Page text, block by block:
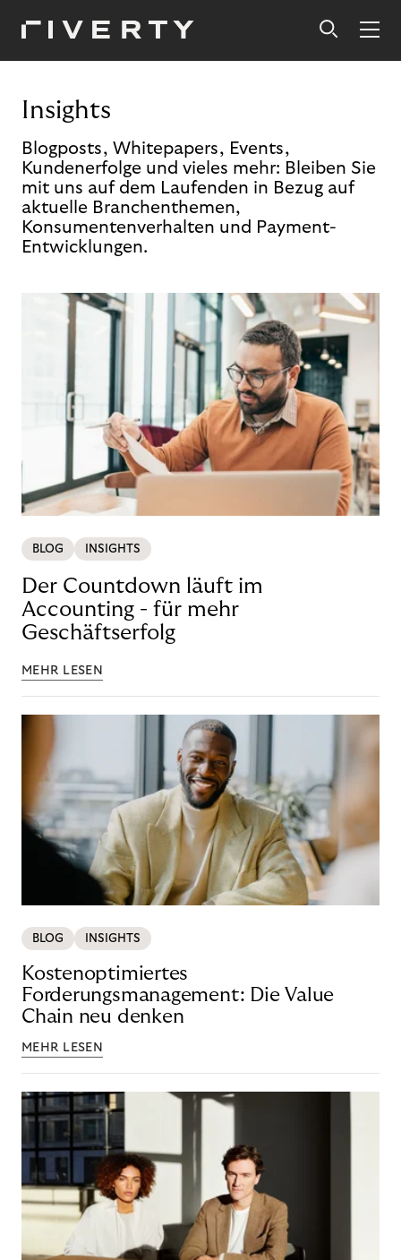
Insights
Blogposts, Whitepapers, Events,
Kundenerfolge und vieles mehr: Bleiben Sie
mit uns auf dem Laufenden in Bezug auf
aktuelle Branchenthemen,
Konsumentenverhalten und Payment-
Entwicklungen.
BLOG INSIGHTS
Der Countdown läuft im
Accounting - für mehr
Geschäftserfolg
MEHR LESEN
BLOG INSIGHTS
Kostenoptimiertes
Forderungsmanagement: Die Value
Chain neu denken
MEHR LESEN